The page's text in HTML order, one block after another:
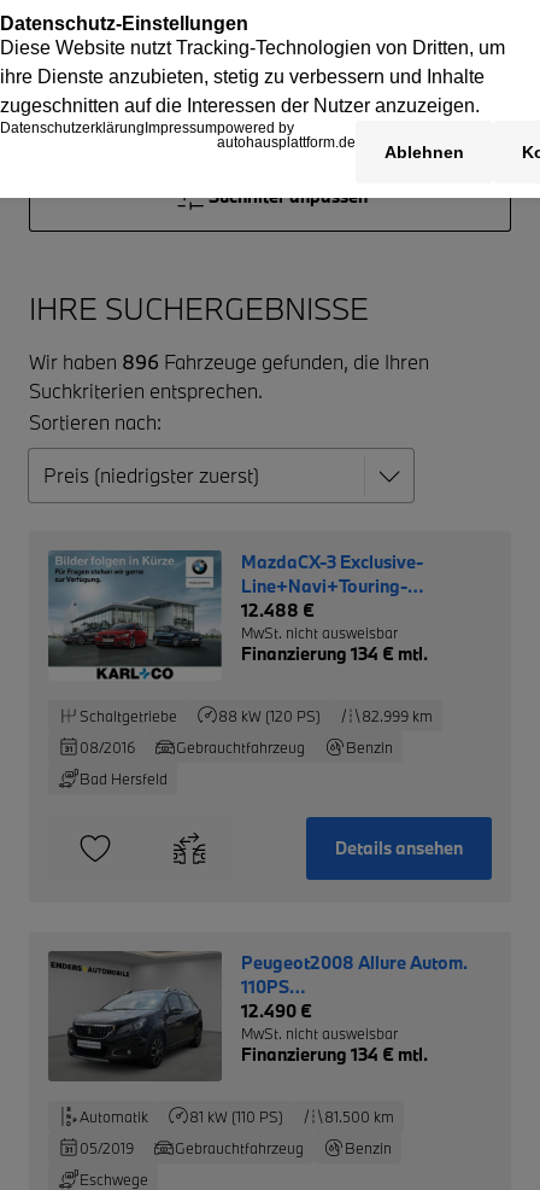
Suchfilter anpassen
IHRE SUCHERGEBNISSE
Wir haben 896 Fahrzeuge gefunden, die Ihren
Suchkriterien entsprechen.
Sortieren nach:
MazdaCX-3 Exclusive-
Line+Navi+Touring-
Lichtpaket+
12.488 €
MwSt. nicht ausweisbar
Finanzierung 134 € mtl.
Schaltgetriebe 88 kW (120 PS)
82.999 km
08/2016
Gebrauchtfahrzeug
Benzin
Bad Hersfeld
Details ansehen
Peugeot2008 Allure Autom.
110PS
++NAV+SITZH+EPH+CAM++
12.490 €
MwSt. nicht ausweisbar
Finanzierung 134 € mtl.
Automatik 81 kW (110 PS)
81.500 km
05/2019
Gebrauchtfahrzeug
Benzin
Eschwege